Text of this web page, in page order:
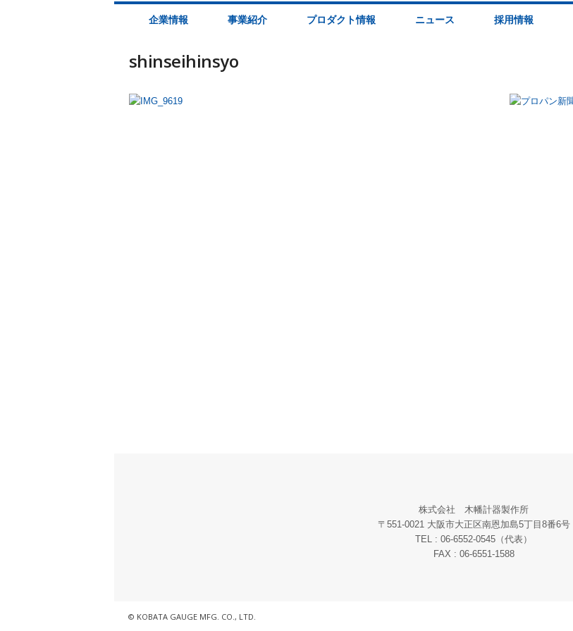
株
企業情報 事業紹介 プロダクト情報 ニュース 採用情報
shinseihinsyo
株式会社 木幡計器製作所
〒551-0021 大阪市大正区南恩加島5丁目8番6号
TEL : 06-6552-0545（代表）
FAX : 06-6551-1588
© KOBATA GAUGE MFG. CO., LTD.